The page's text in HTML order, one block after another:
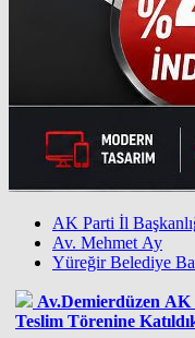
AK Parti İl
Av. Mehmet Ay
Yüreğir Belediye
Av.Demierdüzen AK
Teslim Törenine